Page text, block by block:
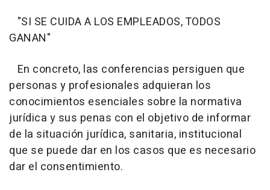
"SI SE CUIDA A LOS EMPLEADOS, TODOS
GANAN"
En concreto, las conferencias persiguen que
personas y profesionales adquieran los
conocimientos esenciales sobre la normativa
jurídica y sus penas con el objetivo de informar
de la situación jurídica, sanitaria, institucional
que se puede dar en los casos que es necesario
dar el consentimiento.